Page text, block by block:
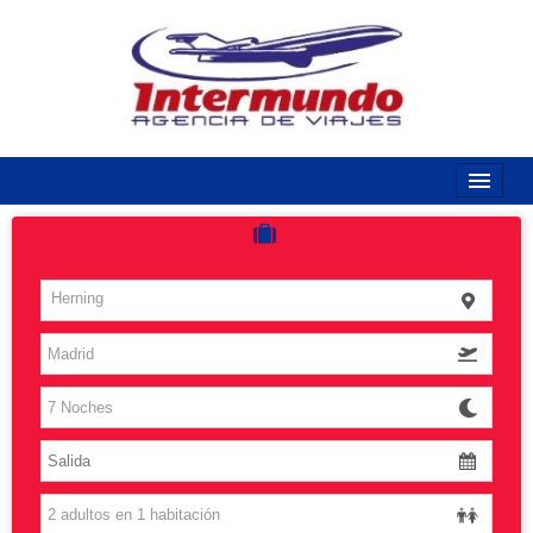
Costas
Vuelos
Islas
Caribe
Grandes Viajes
Herning